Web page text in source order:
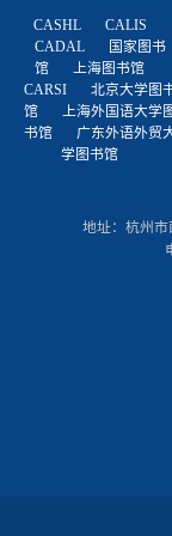
CASHL
CALIS
CADAL
国家图书
馆
上海图书馆
CARSI
北京大学图
馆
上海外国语大学
书馆
广东外语外贸
学图书馆
地址：杭州市